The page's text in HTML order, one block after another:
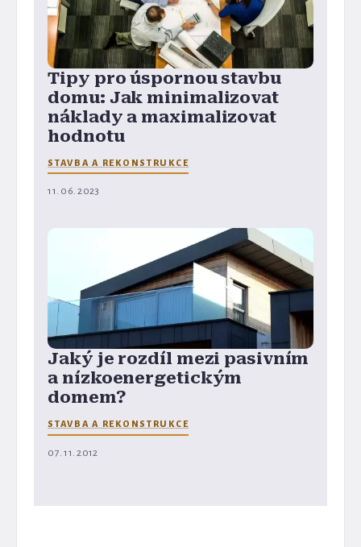
Tipy pro úspornou stavbu
domu: Jak minimalizovat
náklady a maximalizovat
hodnotu
STAVBA A REKONSTRUKCE
11. 06. 2023
Jaký je rozdíl mezi pasivním
a nízkoenergetickým
domem?
STAVBA A REKONSTRUKCE
07. 11. 2012